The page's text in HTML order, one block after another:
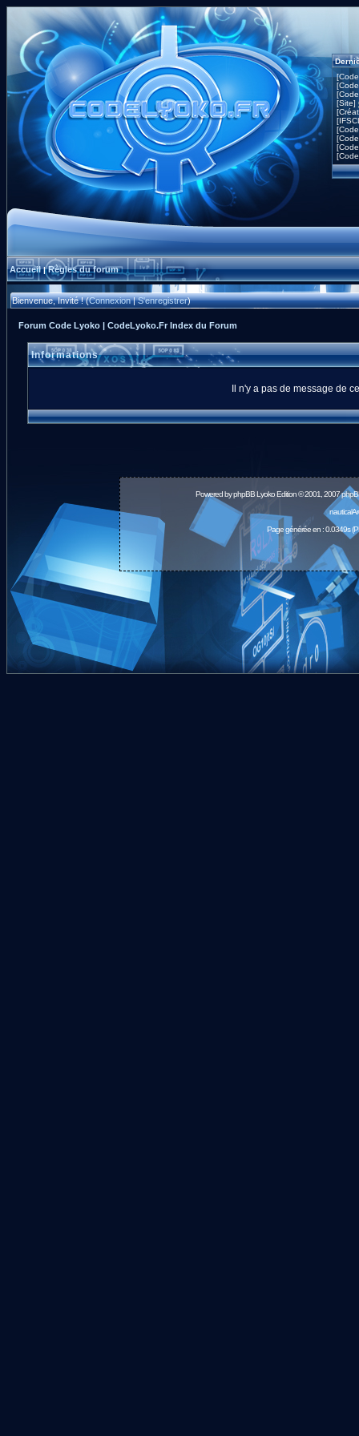
[Site]
Accueil|Règles du forum
Bienvenue, Invité ! (Connexion|S'enregistrer)
Forum Code Lyoko | CodeLyoko.Fr Index du Forum
Informations
Il n'y a pas de message de
Powered byphpBBLyoko Edition © 2001, 2007
Page générée en : 0.0349s